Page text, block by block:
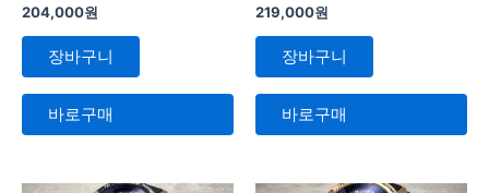
5
중
에
로
가
204,000원
장바구니
바로구매
5
중
에
로
가
219,000원
장바구니
바로구매